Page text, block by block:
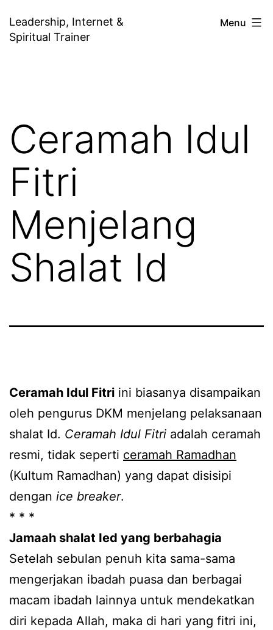
to
Leadership, Internet &
Spiritual Trainer
Menu
Ceramah Idul
Fitri
Menjelang
Shalat Id
Ceramah Idul Fitri ini biasanya disampaikan
oleh pengurus DKM menjelang pelaksanaan
shalat Id. Ceramah Idul Fitri adalah ceramah
resmi, tidak seperti ceramah Ramadhan
(Kultum Ramadhan) yang dapat disisipi
dengan ice breaker.
* * *
Jamaah shalat Ied yang berbahagia
Setelah sebulan penuh kita sama-sama
mengerjakan ibadah puasa dan berbagai
macam ibadah lainnya untuk mendekatkan
diri kepada Allah, maka di hari yang fitri ini,